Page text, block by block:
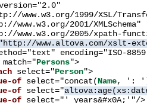
www.w3.org/1999/XSL/
www.w3.org/2001/XMLSchema"
www.w3.org/2005/xpath-
www.altova.com/xslt-
encoding="ISO-
Persons">
select="Person">
ofselect="concat( Name, ':
ofselect="
ofselect="' years&#x0A;'"/>